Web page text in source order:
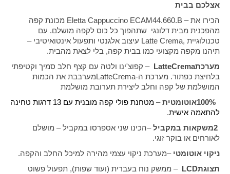
אצלכם בבית
הכירו אתEletta Cappuccino ECAM44.660.B – מכונת קפה
מהפכנית מבית דלונגי שתהפוך כל כוס לקפה מושלם. עם
טכנולוגיית Latte Crema, עיצוב אלגנטי ותפעול אינטואיטיבי –
תיהנו מקפה מקצועי כמו בבית קפה, בלי לצאת מהבית.
מערכתLatteCrema
– קפוצ'ינו ולטה עם קצף חלב סמיך וקטיפתי
בלחיצת כפתור. מערכת ה-LatteCremaמערבבת את הכמות
המושלמת של קפה וחלב ליצירת תערובת מושלמת
100%אוטומטית–
מטחנת פולי קפה מובנית עם 13 דרגות טחינה
להתאמה אישית.
2משקאות במקביל–הכינו שני אספרסו במקביל – מושלם
לאורחים או בוקר זוגי.
ניקוי אוטומטי –מערכת ניקוי עצמי מהירה למיכל החלב והקפה.
תצוגתLCD
– ממשק נוח בעברית (ועוד שפות), תפעול פשוט